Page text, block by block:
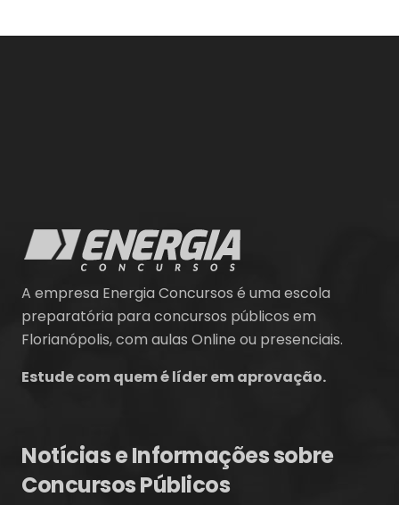
A empresa Energia Concursos é uma escola
preparatória para concursos públicos em
Florianópolis, com aulas Online ou presenciais.
Estude com quem é líder em aprovação.
Notícias e Informações sobre
Concursos Públicos